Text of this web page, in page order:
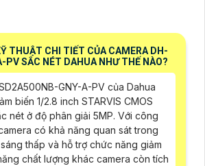
THUẬT CHI TIẾT CỦA CAMERA DH-
PV SẮC NÉT DAHUA NHƯ THẾ NÀO?
GNY-A-PV của Dahua
biến 1/2.8 inch STARVIS CMOS
nét ở độ phân giải 5MP. Với công
có khả năng quan sát trong
thấp và hỗ trợ chức năng giảm
chất lượng khác camera còn tích